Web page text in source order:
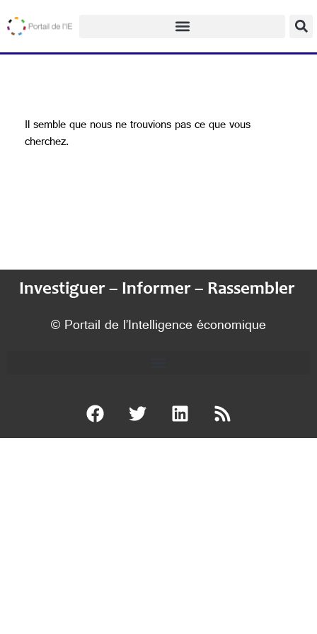
Il semble que nous ne trouvions pas ce que vous
cherchez.
Investiguer – Informer – Rassembler
© Portail de l’Intelligence économique